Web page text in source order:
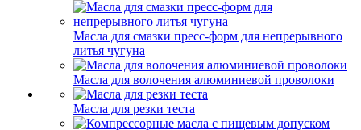
Масла для смазки пресс-форм для непрерывного
литья чугуна
Масла для волочения алюминиевой проволоки
Масла для резки теста